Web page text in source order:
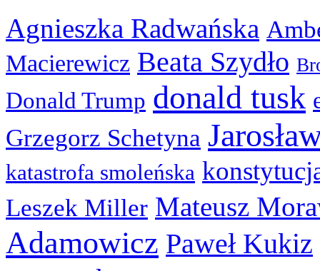
Agnieszka Radwańska
Macierewicz Beata Szydło
Donald Trump donald tusk
Grzegorz Schetyna
katastrofa smoleńska
Leszek Miller Mateusz
Adamowicz Paweł Kukiz